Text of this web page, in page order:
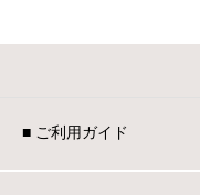
■ ご利用ガイド